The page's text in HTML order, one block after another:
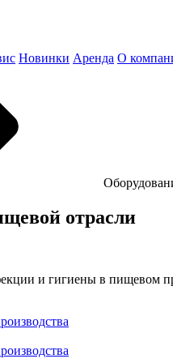
Новинки Аренда О
отрасли
и гигиены в пищевом